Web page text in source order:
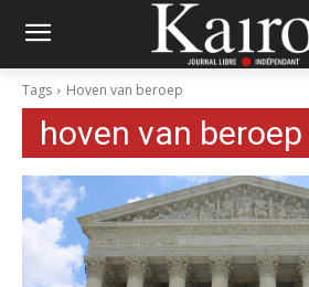
Tags Hoven van beroep
hoven van beroep